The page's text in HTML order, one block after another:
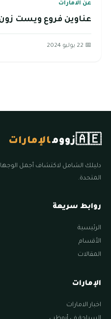
عن الامارات
عناوين فروع ويست
📅 22 يوليو 2024
🇦🇪زوومالإمارات
دليلك الشامل لاكتشاف أجمل
المتحدة.
روابط سريعة
الرئيسية
الأقسام
المقالات
الإمارات
اخبار الامارات